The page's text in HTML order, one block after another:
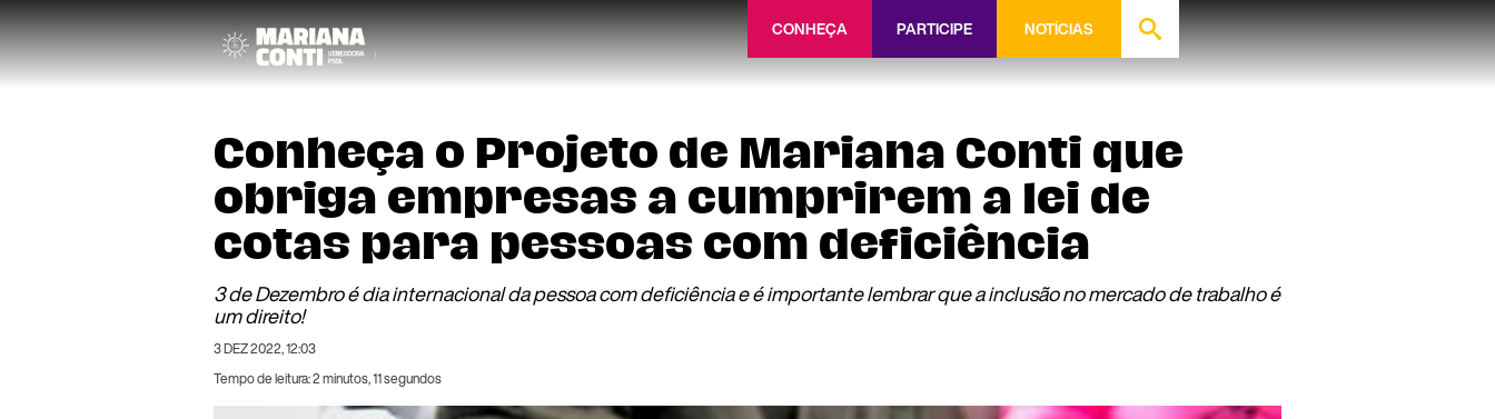
CONHEÇA PARTICIPE NOTÍCIAS
Conheça o Projeto de Mariana Conti que
obriga empresas a cumprirem a lei de
cotas para pessoas com deficiência
3 de Dezembro é dia internacional da pessoa com deficiência e é importante lembrar que a inclusão no mercado de trabalho é
um direito!
3 DEZ 2022, 12:03
Tempo de leitura: 2 minutos, 11 segundos